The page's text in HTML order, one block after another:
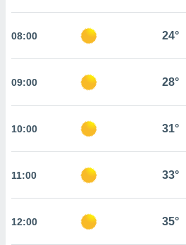
a la
todas
nuestros
nos
análisis
perfil
y
en
CONFIGURACIÓN
08:00 24°
09:00 28°
10:00 31°
11:00 33°
12:00 35°